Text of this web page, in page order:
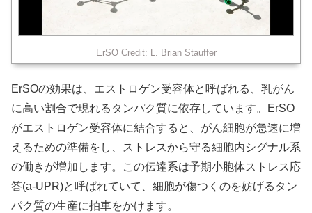
ErSO Credit: L. Brian Stauffer
ErSOの効果は、エストロゲン受容体と呼ばれる、乳がん
に高い割合で現れるタンパク質に依存しています。ErSO
がエストロゲン受容体に結合すると、がん細胞が急速に増
えるための準備をし、ストレスから守る細胞内シグナル系
の働きが増加します。この伝達系は予期小胞体ストレス応
答(a-UPR)と呼ばれていて、細胞が傷つくのを妨げるタン
パク質の生産に拍車をかけます。